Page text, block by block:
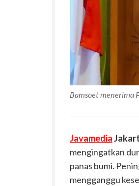
Bamsoet menerima
Javamedia
mengingatkan
panas bumi.
mengganggu